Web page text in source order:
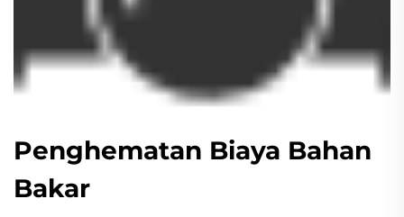
Penghematan Biaya Bahan
Bakar